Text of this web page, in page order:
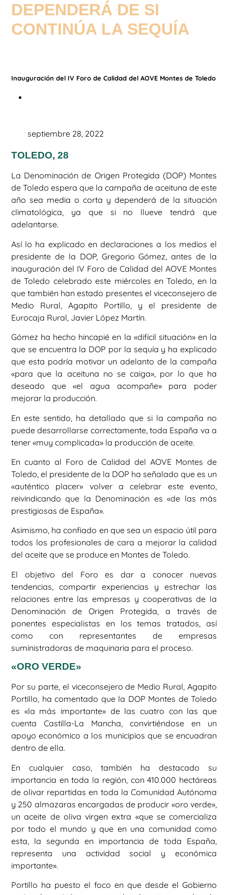
DEPENDERÁ DE SI
CONTINÚA LA SEQUÍA
Inauguración del IV Foro de Calidad del AOVE Montes de Toledo
septiembre 28, 2022
TOLEDO, 28
La Denominación de Origen Protegida (DOP) Montes
de Toledo espera que la campaña de aceituna de este
año sea media o corta y dependerá de la situación
climatológica, ya que si no llueve tendrá que
adelantarse.
Así lo ha explicado en declaraciones a los medios el
presidente de la DOP, Gregorio Gómez, antes de la
inauguración del IV Foro de Calidad del AOVE Montes
de Toledo celebrado este miércoles en Toledo, en la
que también han estado presentes el viceconsejero de
Medio Rural, Agapito Portillo, y el presidente de
Eurocaja Rural, Javier López Martín.
Gómez ha hecho hincapié en la «difícil situación» en la
que se encuentra la DOP por la sequía y ha explicado
que esta podría motivar un adelanto de la campaña
«para que la aceituna no se caiga», por lo que ha
deseado que «el agua acompañe» para poder
mejorar la producción.
En este sentido, ha detallado que si la campaña no
puede desarrollarse correctamente, toda España va a
tener «muy complicada» la producción de aceite.
En cuanto al Foro de Calidad del AOVE Montes de
Toledo, el presidente de la DOP ha señalado que es un
«auténtico placer» volver a celebrar este evento,
reivindicando que la Denominación es «de las más
prestigiosas de España».
Asimismo, ha confiado en que sea un espacio útil para
todos los profesionales de cara a mejorar la calidad
del aceite que se produce en Montes de Toledo.
El objetivo del Foro es dar a conocer nuevas
tendencias, compartir experiencias y estrechar las
relaciones entre las empresas y cooperativas de la
Denominación de Origen Protegida, a través de
ponentes especialistas en los temas tratados, así
como con representantes de empresas
suministradoras de maquinaria para el proceso.
«ORO VERDE»
Por su parte, el viceconsejero de Medio Rural, Agapito
Portillo, ha comentado que la DOP Montes de Toledo
es «la más importante» de las cuatro con las que
cuenta Castilla-La Mancha, convirtiéndose en un
apoyo económico a los municipios que se encuadran
dentro de ella.
En cualquier caso, también ha destacado su
importancia en toda la región, con 410.000 hectáreas
de olivar repartidas en toda la Comunidad Autónoma
y 250 almazaras encargadas de producir «oro verde»,
un aceite de oliva virgen extra «que se comercializa
por todo el mundo y que en una comunidad como
esta, la segunda en importancia de toda España,
representa una actividad social y económica
importante».
Portillo ha puesto el foco en que desde el Gobierno